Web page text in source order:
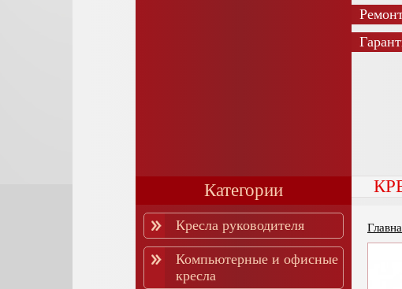
Категории
Кресла руководителя
Компьютерные и офисные
кресла